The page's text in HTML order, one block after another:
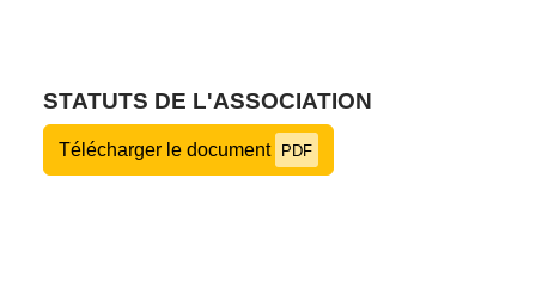
STATUTS DE L'ASSOCIATION
Télécharger le document PDF